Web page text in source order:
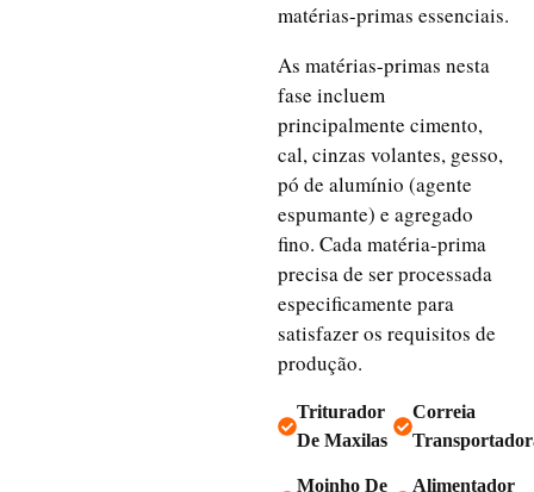
matérias-primas essenciais.
As matérias-primas nesta
fase incluem
principalmente cimento,
cal, cinzas volantes, gesso,
pó de alumínio (agente
espumante) e agregado
fino. Cada matéria-prima
precisa de ser processada
especificamente para
satisfazer os requisitos de
produção.
Triturador
De Maxilas
Moinho De
Correia
Alimentador